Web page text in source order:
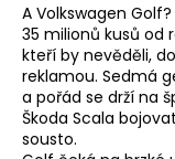
A Volkswagen
35 milionů kusů od
kteří by nevěděli,
reklamou. Sedmá
a pořád se drží na
Škoda Scala
sousto.